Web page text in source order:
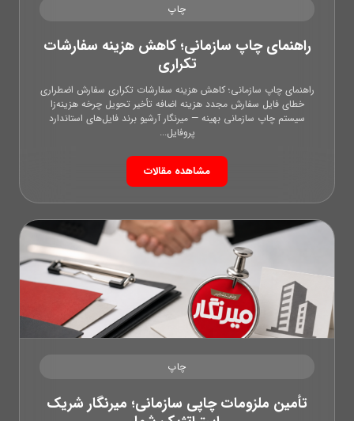
چاپ
راهنمای چاپ سازمانی؛ کاهش هزینه سفارشات
تکراری
راهنمای چاپ سازمانی؛ کاهش هزینه سفارشات تکراری سفارش اضطراری
خطای فایل سفارش مجدد هزینه اضافه تأخیر تحویل چرخه هزینه‌زا
سیستم چاپ سازمانی بهینه — میرنگار آرشیو برند فایل‌های استاندارد
پروفایل...
مشاهده مقالات
چاپ
تأمین ملزومات چاپی سازمانی؛ میرنگار شریک